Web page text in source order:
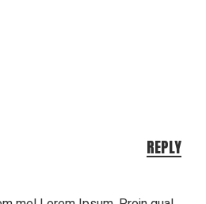
REPLY